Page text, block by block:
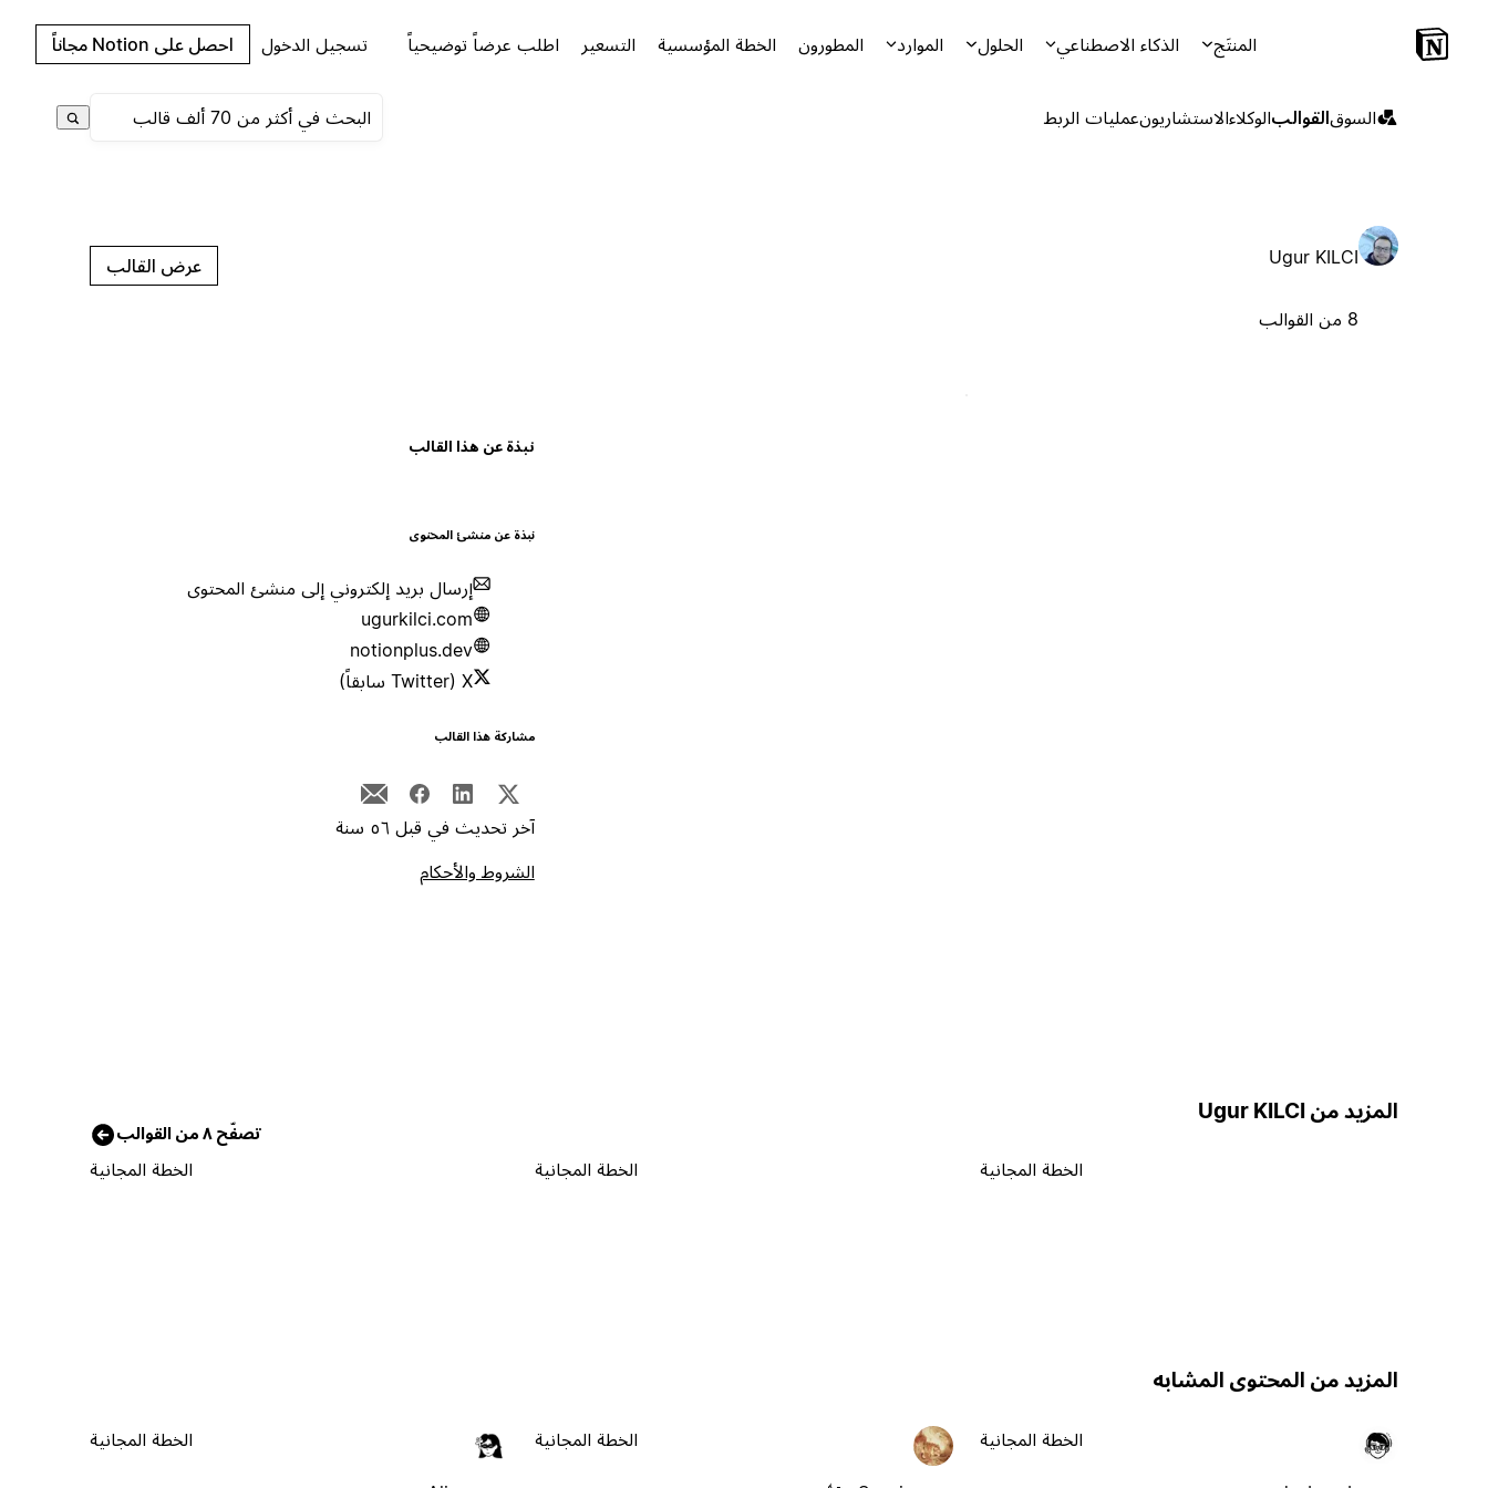
المنتَج الذكاء الاصطناعي الحلول الموارد المطورون الخطة المؤسسية التسعير اطلب عرضاً توضيحياً تسجيل الدخول احصل على Notion مجاناً
السوقالقوالبالوكلاءالاستشاريونعمليات الربط
Ugur KILCI
8 من القوالب
عرض القالب
نبذة عن هذا القالب
نبذة عن منشئ المحتوى
إرسال بريد إلكتروني إلى منشئ المحتوى
ugurkilci.com
notionplus.dev
X (Twitter سابقاً)
مشاركة هذا القالب
آخر تحديث في قبل ٥٦ سنة
الشروط والأحكام
المزيد من Ugur KILCI
تصفّح ٨ من القوالب
الخطة المجانية الخطة المجانية الخطة المجانية
المزيد من المحتوى المشابه
الخطة المجانية الخطة المجانية الخطة المجانية